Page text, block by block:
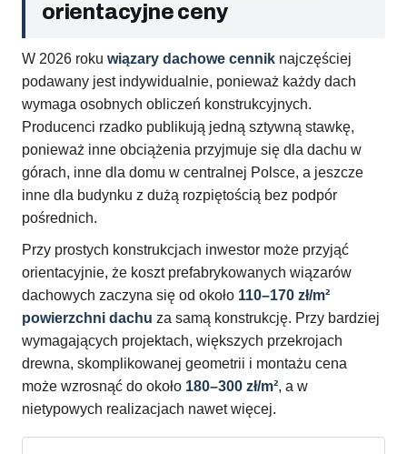
orientacyjne ceny
W 2026 roku wiązary dachowe cennik najczęściej
podawany jest indywidualnie, ponieważ każdy dach
wymaga osobnych obliczeń konstrukcyjnych.
Producenci rzadko publikują jedną sztywną stawkę,
ponieważ inne obciążenia przyjmuje się dla dachu w
górach, inne dla domu w centralnej Polsce, a jeszcze
inne dla budynku z dużą rozpiętością bez podpór
pośrednich.
Przy prostych konstrukcjach inwestor może przyjąć
orientacyjnie, że koszt prefabrykowanych wiązarów
dachowych zaczyna się od około 110–170 zł/m²
powierzchni dachu za samą konstrukcję. Przy bardziej
wymagających projektach, większych przekrojach
drewna, skomplikowanej geometrii i montażu cena
może wzrosnąć do około 180–300 zł/m², a w
nietypowych realizacjach nawet więcej.